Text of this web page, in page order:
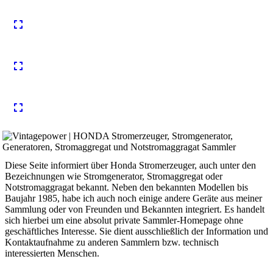
Diese Seite informiert über Honda Stromerzeuger, auch unter den
Bezeichnungen wie Stromgenerator, Stromaggregat oder
Notstromaggragat bekannt. Neben den bekannten Modellen bis
Baujahr 1985, habe ich auch noch einige andere Geräte aus meiner
Sammlung oder von Freunden und Bekannten integriert. Es handelt
sich hierbei um eine absolut private Sammler-Homepage ohne
geschäftliches Interesse. Sie dient ausschließlich der Information und
Kontaktaufnahme zu anderen Sammlern bzw. technisch
interessierten Menschen.